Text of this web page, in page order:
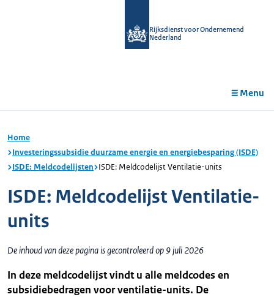
Rijksdienst voor Ondernemend
Nederland
Menu
Home
Investeringssubsidie duurzame energie en energiebesparing (ISDE)
ISDE: Meldcodelijsten ISDE: Meldcodelijst Ventilatie-units
ISDE: Meldcodelijst Ventilatie-
units
De inhoud van deze pagina is gecontroleerd op 9 juli 2026
In deze meldcodelijst vindt u alle meldcodes en
subsidiebedragen voor ventilatie-units. De